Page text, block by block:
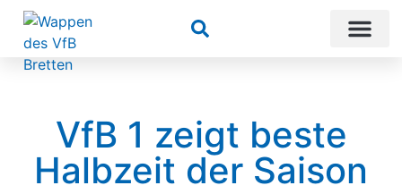
Suchen
VfB 1 zeigt beste
Halbzeit der Saison